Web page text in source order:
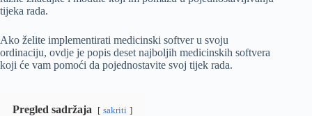
tijeka rada.
Ako želite implementirati medicinski softver u svoju
ordinaciju, ovdje je popis deset najboljih medicinskih softvera
koji će vam pomoći da pojednostavite svoj tijek rada.
Pregled sadržaja sakriti